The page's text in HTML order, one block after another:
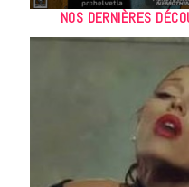
NOS DERNIÈRES